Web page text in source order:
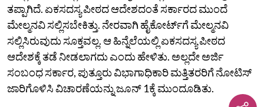
ತಪ್ಪಾಗಿದೆ. ಏಕಸದಸ್ಯ ಪೀಠದ ಆದೇಶದಂತೆ ಸರ್ಕಾರದ ಮುಂದೆ
ಮೇಲ್ಮನವಿ ಸಲ್ಲಿಸಬೇಕಿತ್ತು. ನೇರವಾಗಿ ಹೈಕೋರ್ಟ್‌ಗೆ ಮೇಲ್ಮನವಿ
ಸಲ್ಲಿಸಿರುವುದು ಸೂಕ್ತವಲ್ಲ. ಆ ಹಿನ್ನೆಲೆಯಲ್ಲಿ ಏಕಸದಸ್ಯ ಪೀಠದ
ಆದೇಶಕ್ಕೆ ತಡೆ ನೀಡಲಾಗದು ಎಂದು ಹೇಳಿತು. ಅಲ್ಲದೇ ಅರ್ಜಿ
ಸಂಬಂಧ ಸರ್ಕಾರ, ಪುತ್ತೂರು ವಿಭಾಗಾಧಿಕಾರಿ ಮತ್ತಿತರರಿಗೆ ನೋಟಿಸ್
ಜಾರಿಗೊಳಿಸಿ ವಿಚಾರಣೆಯನ್ನು ಜೂನ್ 1ಕ್ಕೆ ಮುಂದೂಡಿತು.